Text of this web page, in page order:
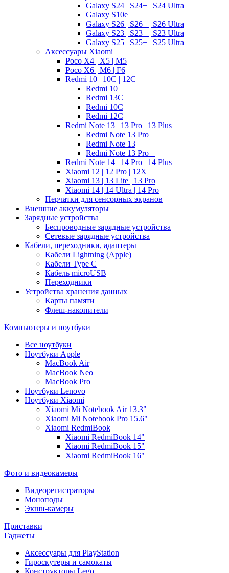
Galaxy S24 | S24+ | S24 Ultra
Galaxy S10e
Galaxy S26 | S26+ | S26 Ultra
Galaxy S23 | S23+ | S23 Ultra
Galaxy S25 | S25+ | S25 Ultra
Аксессуары Xiaomi
Poco X4 | X5 | M5
Poco X6 | M6 | F6
Redmi 10 | 10C | 12C
Redmi 10
Redmi 13C
Redmi 10C
Redmi 12C
Redmi Note 13 | 13 Pro | 13 Plus
Redmi Note 13 Pro
Redmi Note 13
Redmi Note 13 Pro +
Redmi Note 14 | 14 Pro | 14 Plus
Xiaomi 12 | 12 Pro | 12X
Xiaomi 13 | 13 Lite | 13 Pro
Xiaomi 14 | 14 Ultra | 14 Pro
Перчатки для сенсорных экранов
Внешние аккумуляторы
Зарядные устройства
Беспроводные зарядные устройства
Сетевые зарядные устройства
Кабели, переходники, адаптеры
Кабели Lightning (Apple)
Кабели Type C
Кабель microUSB
Переходники
Устройства хранения данных
Карты памяти
Флеш-накопители
Компьютеры и ноутбуки
Все ноутбуки
Ноутбуки Apple
MacBook Air
MacBook Neo
MacBook Pro
Ноутбуки Lenovo
Ноутбуки Xiaomi
Xiaomi Mi Notebook Air 13.3"
Xiaomi Mi Notebook Pro 15.6"
Xiaomi RedmiBook
Xiaomi RedmiBook 14"
Xiaomi RedmiBook 15"
Xiaomi RedmiBook 16"
Фото и видеокамеры
Видеорегистраторы
Моноподы
Экшн-камеры
Приставки
Гаджеты
Аксессуары для PlayStation
Гироскутеры и самокаты